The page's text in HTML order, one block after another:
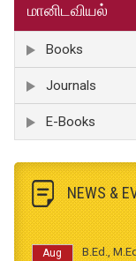
மானிடவியல்
Books
Journals
E-Books
NEWS &
Aug B.Ed.,